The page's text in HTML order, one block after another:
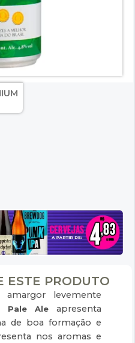
ESTE PRODUTO
levemente
Pale Aleapresenta
de boa formação e
nos aromas e